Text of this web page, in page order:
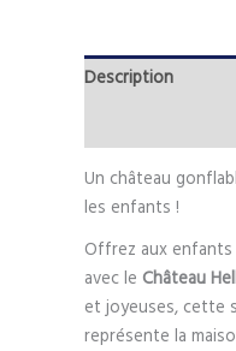
Description
Un château
les enfants !
Offrez aux enfants
avec le Château
et joyeuses, cette
représente la